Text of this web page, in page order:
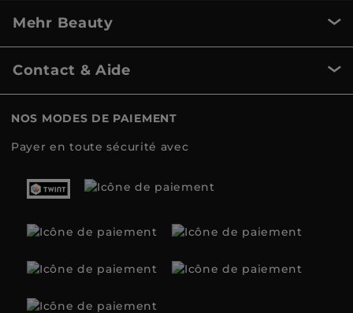
Mehr Beauty
Contact & Aide
NOS MODES DE PAIEMENT
Payer en toute sécurité avec